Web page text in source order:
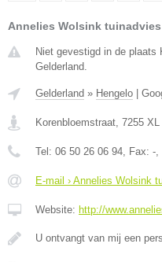
Annelies Wolsink
Niet gevestigd in de plaats
Gelderland.
Gelderland » Hengelo
Korenbloemstraat, 7255 XL
Tel: 06 50 26 06 94, Fax: -,
E-mail › Annelies Wolsink
Website: http://
U ontvangt van mij een